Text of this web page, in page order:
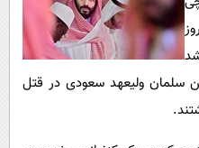
سلمان ولیعهد سعودی در قتل